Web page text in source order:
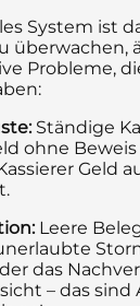
System ist
überwachen,
Probleme,
Ständige
ohne
Geld
Leere
das
– das sind